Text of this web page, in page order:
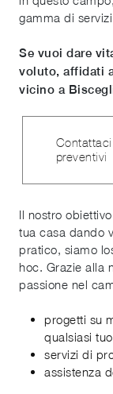
gamma di servizi
Se vuoi dare
voluto, affidati
vicino a
preventivi
Il nostro
tua casa dando
pratico, siamo
hoc. Grazie alla
passione nel
progetti su
qualsiasi
servizi di
assistenza